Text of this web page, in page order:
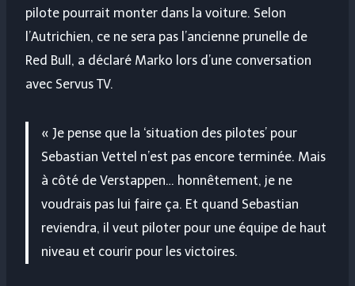
pilote pourrait monter dans la voiture. Selon
l’Autrichien, ce ne sera pas l’ancienne prunelle de
Red Bull, a déclaré Marko lors d’une conversation
avec Servus TV.
« Je pense que la ‘situation des pilotes’ pour
Sebastian Vettel n’est pas encore terminée. Mais
à côté de Verstappen… honnêtement, je ne
voudrais pas lui faire ça. Et quand Sebastian
reviendra, il veut piloter pour une équipe de haut
niveau et courir pour les victoires.